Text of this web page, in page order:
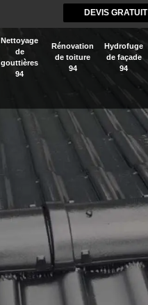
DEVIS GRATUIT
Nettoyage
de
gouttières
94
Rénovation
de toiture
94
Hydrofuge
de façade
94